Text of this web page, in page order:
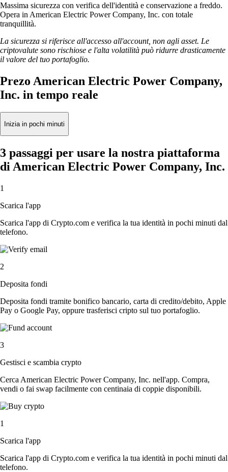
Massima sicurezza con verifica dell'identità e conservazione a freddo.
Opera in American Electric Power Company, Inc. con totale
tranquillità.
La sicurezza si riferisce all'accesso all'account, non agli asset. Le
criptovalute sono rischiose e l'alta volatilità può ridurre drasticamente
il valore del tuo portafoglio.
Prezo American Electric Power Company,
Inc. in tempo reale
Inizia in pochi minuti
3 passaggi per usare la nostra piattaforma
di American Electric Power Company, Inc.
1
Scarica l'app
Scarica l'app di Crypto.com e verifica la tua identità in pochi minuti dal
telefono.
2
Deposita fondi
Deposita fondi tramite bonifico bancario, carta di credito/debito, Apple
Pay o Google Pay, oppure trasferisci cripto sul tuo portafoglio.
3
Gestisci e scambia crypto
Cerca American Electric Power Company, Inc. nell'app. Compra,
vendi o fai swap facilmente con centinaia di coppie disponibili.
1
Scarica l'app
Scarica l'app di Crypto.com e verifica la tua identità in pochi minuti dal
telefono.